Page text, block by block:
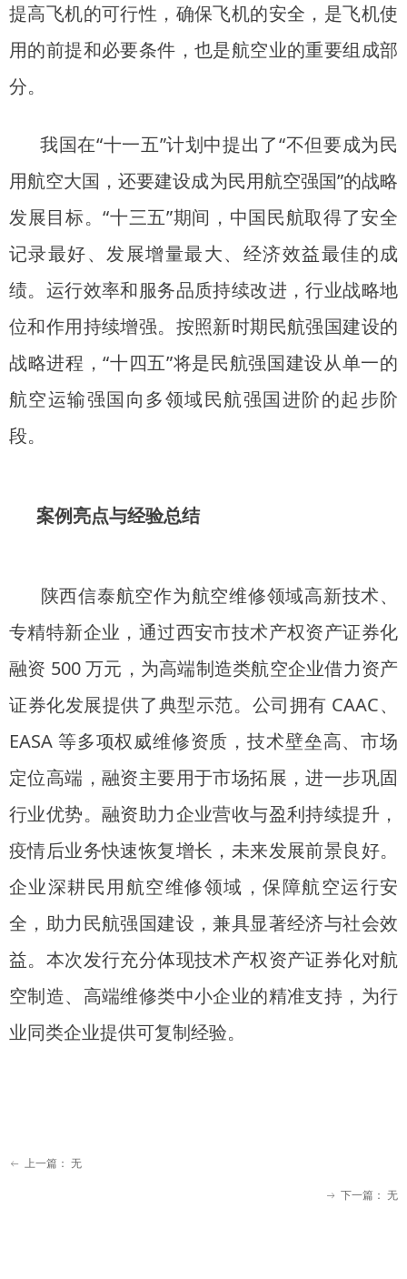
提高飞机的可行性，确保飞机的安全，是飞机使
用的前提和必要条件，也是航空业的重要组成部
分。
我国在“十一五”计划中提出了“不但要成为民
用航空大国，还要建设成为民用航空强国”的战略
发展目标。“十三五”期间，中国民航取得了安全
记录最好、发展增量最大、经济效益最佳的成
绩。运行效率和服务品质持续改进，行业战略地
位和作用持续增强。按照新时期民航强国建设的
战略进程，“十四五”将是民航强国建设从单一的
航空运输强国向多领域民航强国进阶的起步阶
段。
案例亮点与经验总结
陕西信泰航空作为航空维修领域高新技术、
专精特新企业，通过西安市技术产权资产证券化
融资 500 万元，为高端制造类航空企业借力资产
证券化发展提供了典型示范。公司拥有 CAAC、
EASA 等多项权威维修资质，技术壁垒高、市场
定位高端，融资主要用于市场拓展，进一步巩固
行业优势。融资助力企业营收与盈利持续提升，
疫情后业务快速恢复增长，未来发展前景良好。
企业深耕民用航空维修领域，保障航空运行安
全，助力民航强国建设，兼具显著经济与社会效
益。本次发行充分体现技术产权资产证券化对航
空制造、高端维修类中小企业的精准支持，为行
业同类企业提供可复制经验。
ꂃ 上一篇： 无
ꁹ 下一篇： 无